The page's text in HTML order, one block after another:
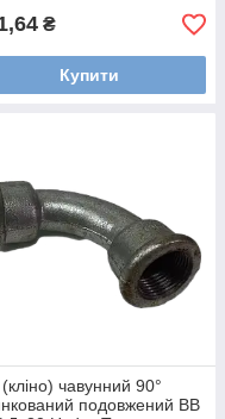
₴
Купити
(кліно) чавунний 90°
подовжений ВВ